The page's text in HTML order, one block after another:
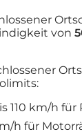
von
110 km/h für
h für